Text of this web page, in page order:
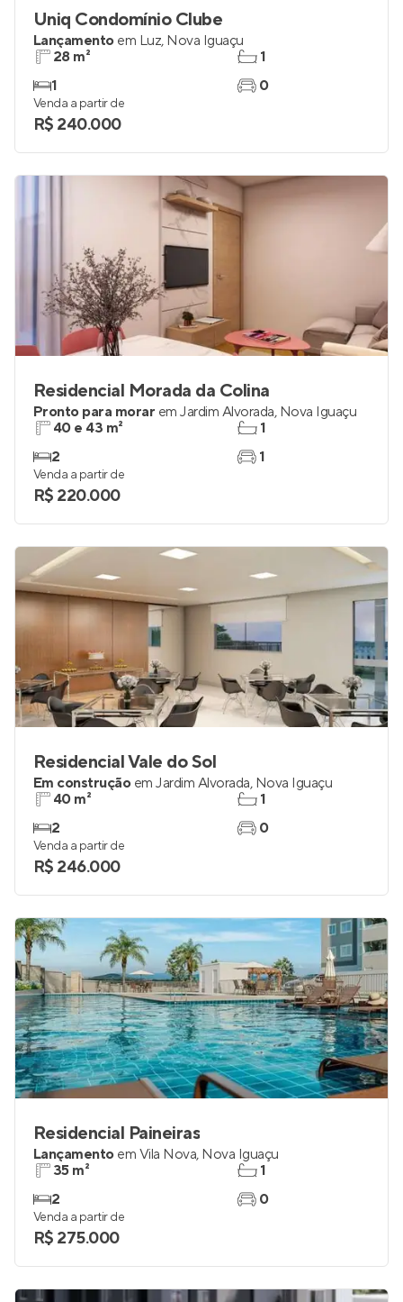
Uniq Condomínio Clube
Lançamento em Luz, Nova Iguaçu
28 m²
1
1
0
Venda a partir de
R$ 240.000
Residencial Morada da Colina
Pronto para morar em Jardim Alvorada, Nova Iguaçu
40 e 43 m²
2
1
1
Venda a partir de
R$ 220.000
Residencial Vale do Sol
Em construção em Jardim Alvorada, Nova Iguaçu
40 m²
2
1
0
Venda a partir de
R$ 246.000
Residencial Paineiras
Lançamento em Vila Nova, Nova Iguaçu
35 m²
2
1
0
Venda a partir de
R$ 275.000